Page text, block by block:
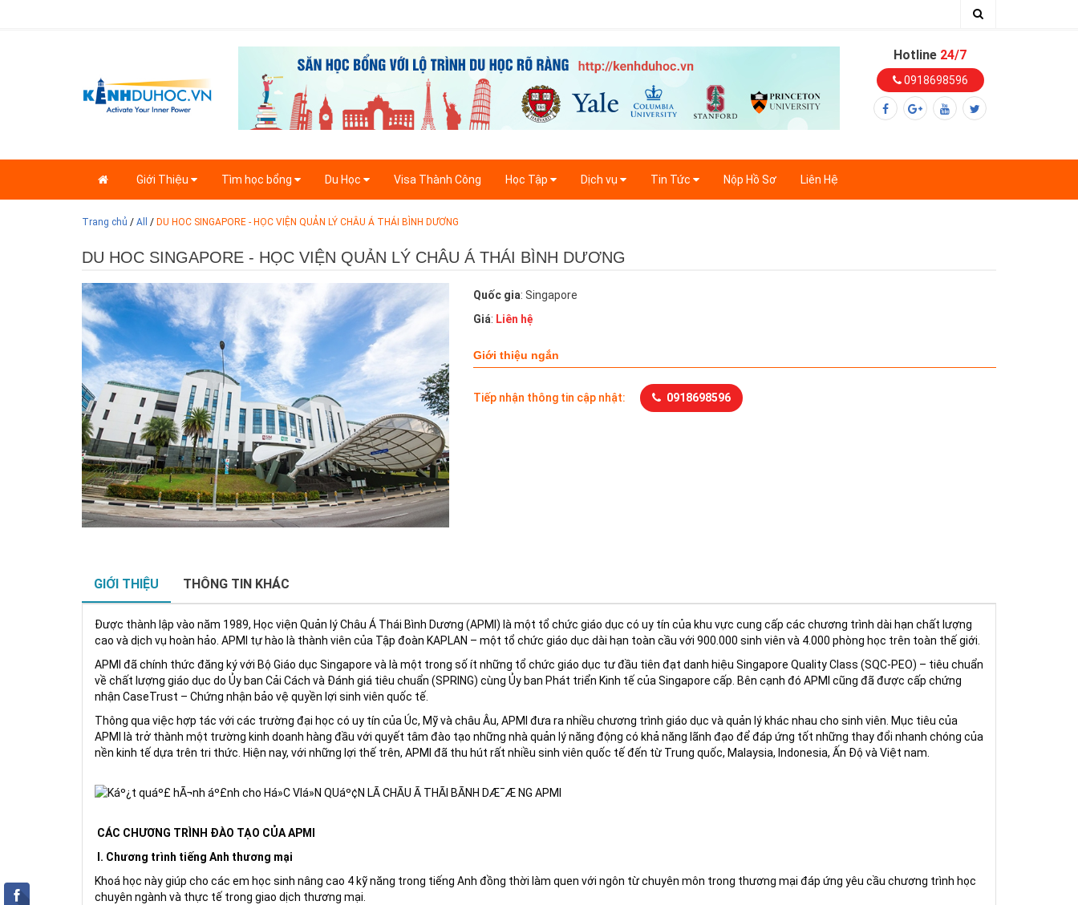
Hotline 24/7
0918698596
Giới Thiệu Tìm học bổng Du Học Visa Thành Công Học Tập Dịch vụ Tin Tức Nộp Hồ Sơ Liên Hệ
Trang chủ / All / DU HOC SINGAPORE - HỌC VIỆN QUẢN LÝ CHÂU Á THÁI BÌNH DƯƠNG
DU HOC SINGAPORE - HỌC VIỆN QUẢN LÝ CHÂU Á THÁI BÌNH DƯƠNG
Quốc gia: Singapore
Giá: Liên hệ
Giới thiệu ngắn
Tiếp nhận thông tin cập nhật: 0918698596
GIỚI THIỆU THÔNG TIN KHÁC
Được thành lập vào năm 1989, Học viện Quản lý Châu Á Thái Bình Dương (APMI) là một tổ chức giáo dục có uy tín của khu vực cung cấp các chương trình dài hạn chất lượng
cao và dịch vụ hoàn hảo. APMI tự hào là thành viên của Tập đoàn KAPLAN – một tổ chức giáo dục dài hạn toàn cầu với 900.000 sinh viên và 4.000 phòng học trên toàn thế giới.
APMI đã chính thức đăng ký với Bộ Giáo dục Singapore và là một trong số ít những tổ chức giáo dục tư đầu tiên đạt danh hiệu Singapore Quality Class (SQC-PEO) – tiêu chuẩn
về chất lượng giáo dục do Ủy ban Cải Cách và Đánh giá tiêu chuẩn (SPRING) cùng Ủy ban Phát triển Kinh tế của Singapore cấp. Bên cạnh đó APMI cũng đã được cấp chứng
nhận CaseTrust – Chứng nhận bảo vệ quyền lợi sinh viên quốc tế.
Thông qua việc hợp tác với các trường đại học có uy tín của Úc, Mỹ và châu Âu, APMI đưa ra nhiều chương trình giáo dục và quản lý khác nhau cho sinh viên. Mục tiêu của
APMI là trở thành một trường kinh doanh hàng đầu với quyết tâm đào tạo những nhà quản lý năng động có khả năng lãnh đạo để đáp ứng tốt những thay đổi nhanh chóng của
nền kinh tế dựa trên tri thức. Hiện nay, với những lợi thế trên, APMI đã thu hút rất nhiều sinh viên quốc tế đến từ Trung quốc, Malaysia, Indonesia, Ấn Độ và Việt nam.
CÁC CHƯƠNG TRÌNH ĐÀO TẠO CỦA APMI
I. Chương trình tiếng Anh thương mại
Khoá học này giúp cho các em học sinh nâng cao 4 kỹ năng trong tiếng Anh đồng thời làm quen với ngôn từ chuyên môn trong thương mại đáp ứng yêu cầu chương trình học
chuyên ngành và thực tế trong giao dịch thương mại.